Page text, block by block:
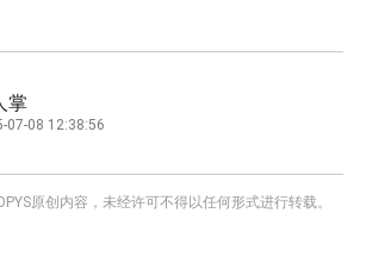
掌
07-08 12:38:56
原创内容，未经许可不得以任何形式进行转载。